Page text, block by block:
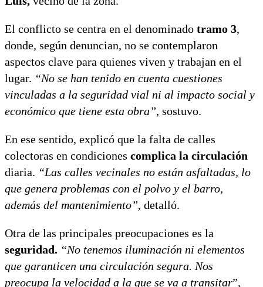
El conflicto se centra en el denominado tramo 3,
donde, según denuncian, no se contemplaron
aspectos clave para quienes viven y trabajan en el
lugar. “No se han tenido en cuenta cuestiones
vinculadas a la seguridad vial ni al impacto social y
económico que tiene esta obra”, sostuvo.
En ese sentido, explicó que la falta de calles
colectoras en condiciones complica la circulación
diaria. “Las calles vecinales no están asfaltadas, lo
que genera problemas con el polvo y el barro,
además del mantenimiento”, detalló.
Otra de las principales preocupaciones es la
seguridad. “No tenemos iluminación ni elementos
que garanticen una circulación segura. Nos
preocupa la velocidad a la que se va a transitar”,